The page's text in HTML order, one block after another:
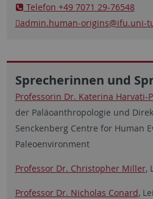
Telefon +49 7071 29-76548
admin.human-origins@ifu.uni-
Sprecherinnen und
Professorin Dr. Katerina Harvati-
der Paläoanthropologie und
SenckenbergCentre for Human
Paleoenvironment
Professor Dr. Christopher Miller,
Professor Dr. Nicholas Conard,